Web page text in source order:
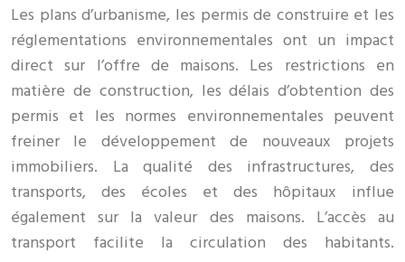
Les plans d’urbanisme, les permis de construire et les
réglementations environnementales ont un impact
direct sur l’offre de maisons. Les restrictions en
matière de construction, les délais d’obtention des
permis et les normes environnementales peuvent
freiner le développement de nouveaux projets
immobiliers. La qualité des infrastructures, des
transports, des écoles et des hôpitaux influe
également sur la valeur des maisons. L’accès au
transport facilite la circulation des habitants.